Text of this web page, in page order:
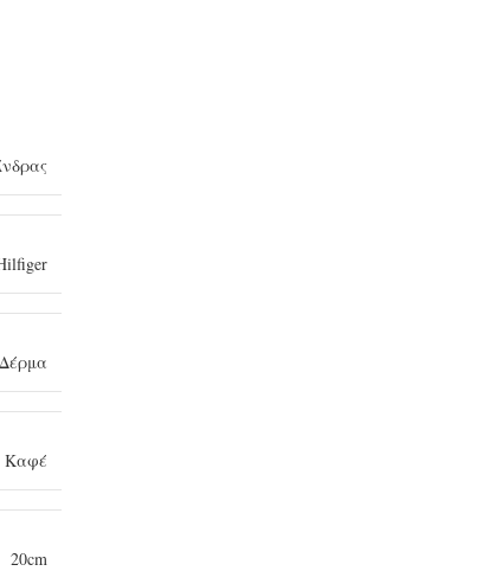
Δέρμα
Καφέ
20cm